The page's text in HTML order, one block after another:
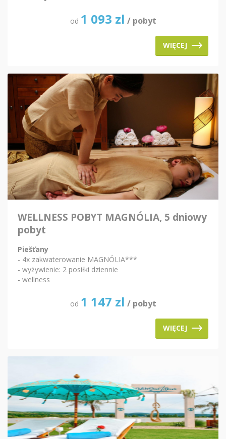
od 1 093 zl / pobyt
WIĘCEJ
WELLNESS POBYT MAGNÓLIA, 5 dniowy
pobyt
Piešťany
- 4x zakwaterowanie MAGNÓLIA***
- wyżywienie: 2 posiłki dziennie
- wellness
od 1 147 zl / pobyt
WIĘCEJ